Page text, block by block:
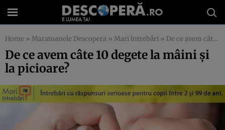
Home » Maratoanele Descopera » Mari întrebări » De ce avem câte 10 degete la mâini și la picioare?
De ce avem câte 10 degete la mâini și
la picioare?